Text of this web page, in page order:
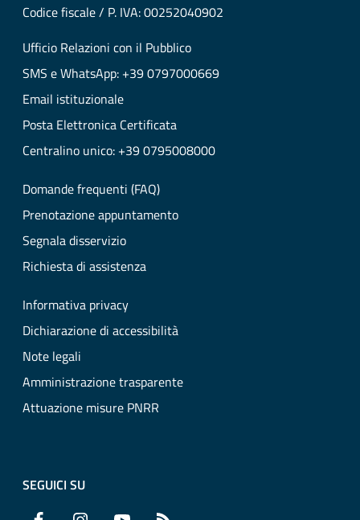
Codice fiscale / P. IVA: 00252040902
Ufficio Relazioni con il Pubblico
SMS e WhatsApp: +39 0797000669
Email istituzionale
Posta Elettronica Certificata
Centralino unico: +39 0795008000
Domande frequenti (FAQ)
Prenotazione appuntamento
Segnala disservizio
Richiesta di assistenza
Informativa privacy
Dichiarazione di accessibilità
Note legali
Amministrazione trasparente
Attuazione misure PNRR
SEGUICI SU